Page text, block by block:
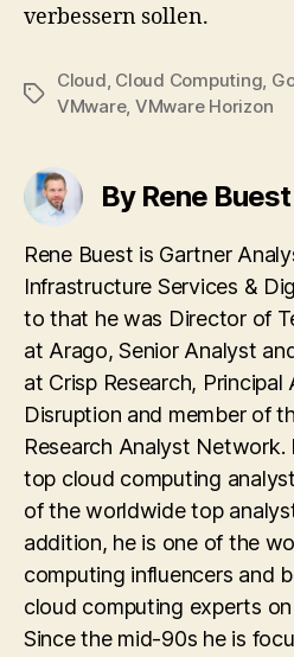
verbessern sollen.
Tags
Cloud, Cloud Computing,
VMware, VMware Horizon
By Rene Buest
Rene Buest is Gartner
Infrastructure Services &
to that he was Director of
at Arago, Senior Analyst
at Crisp Research,
Disruption and member of
Research Analyst Network.
top cloud computing
of the worldwide top
addition, he is one of the
computing influencers and
cloud computing experts
Since the mid-90s he is